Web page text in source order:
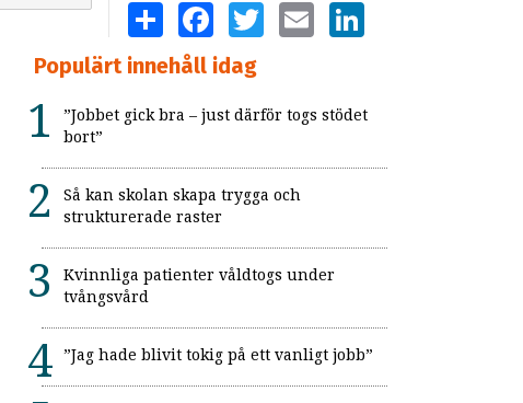
SHARE FACEBOOKTWITTEREMAIL LINKEDIN
Populärt innehåll idag
”Jobbet gick bra – just därför togs stödet
bort”
Så kan skolan skapa trygga och
strukturerade raster
Kvinnliga patienter våldtogs under
tvångsvård
”Jag hade blivit tokig på ett vanligt jobb”